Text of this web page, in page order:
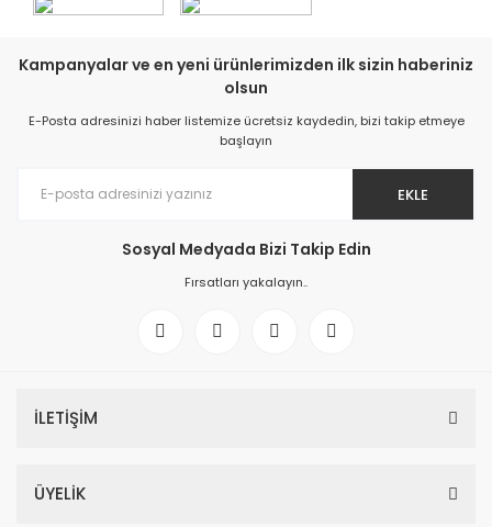
Kampanyalar ve en yeni ürünlerimizden ilk sizin haberiniz
olsun
E-Posta adresinizi haber listemize ücretsiz kaydedin, bizi takip etmeye
başlayın
EKLE
Sosyal Medyada Bizi Takip Edin
Fırsatları yakalayın..
İLETİŞİM
ÜYELİK